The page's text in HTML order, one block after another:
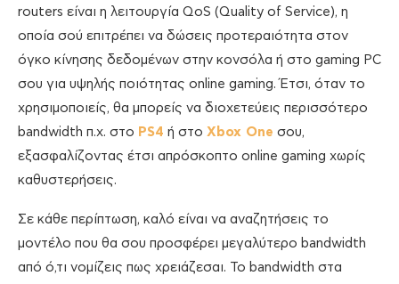
routers είναι η λειτουργία QoS (Quality of Service), η
οποία σού επιτρέπει να δώσεις προτεραιότητα στον
όγκο κίνησης δεδομένων στην κονσόλα ή στο gaming PC
σου για υψηλής ποιότητας online gaming. Έτσι, όταν το
χρησιμοποιείς, θα μπορείς να διοχετεύεις περισσότερο
bandwidth π.χ. στο PS4 ή στο Xbox One σου,
εξασφαλίζοντας έτσι απρόσκοπτο online gaming χωρίς
καθυστερήσεις.
Σε κάθε περίπτωση, καλό είναι να αναζητήσεις το
μοντέλο που θα σου προσφέρει μεγαλύτερο bandwidth
από ό,τι νομίζεις πως χρειάζεσαι. Το bandwidth στα